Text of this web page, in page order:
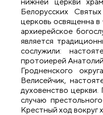
Белорусских
церковь освященна в
архиерейское
является
сослужили:
протоиерей
Гродненского
Велисейчик,
духовенство
случаю
Крестный ход вокруг